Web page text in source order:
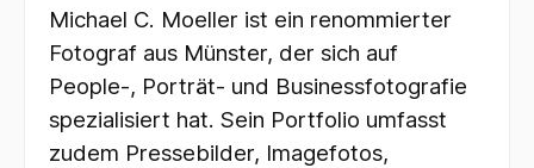
Michael C. Moeller ist ein renommierter
Fotograf aus Münster, der sich auf
People-, Porträt- und Businessfotografie
spezialisiert hat. Sein Portfolio umfasst
zudem Pressebilder, Imagefotos,